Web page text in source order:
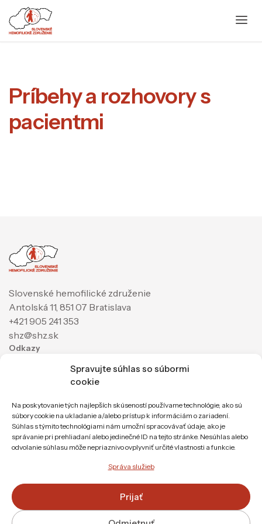
Spravujte súhlas so súbormi
cookie
Na poskytovanie tých najlepších skúseností používame technológie, ako sú
súbory cookie na ukladanie a/alebo prístup k informáciám o zariadení.
Súhlas s týmito technológiami nám umožní spracovávať údaje, ako je
správanie pri prehliadaní alebo jedinečné ID na tejto stránke. Nesúhlas alebo
odvolanie súhlasu môže nepriaznivo ovplyvniť určité vlastnosti a funkcie.
Správa služieb
Prijať
Príbehy a rozhovory s
pacientmi
Slovenské hemofilické združenie
Antolská 11, 851 07 Bratislava
+421 905 241 353
shz@shz.sk
Odkazy
Ochrana osobných údajov